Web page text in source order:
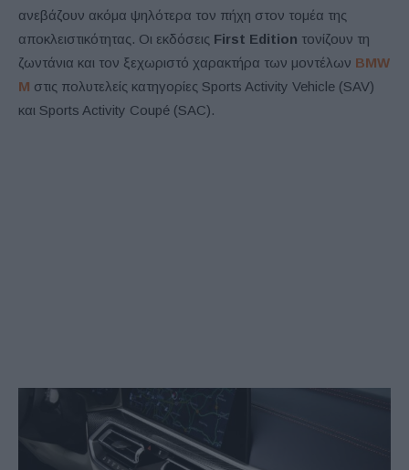
ανεβάζουν ακόμα ψηλότερα τον πήχη στον τομέα της
αποκλειστικότητας. Οι εκδόσεις First Edition τονίζουν τη
ζωντάνια και τον ξεχωριστό χαρακτήρα των μοντέλων BMW
M στις πολυτελείς κατηγορίες Sports Activity Vehicle (SAV)
και Sports Activity Coupé (SAC).